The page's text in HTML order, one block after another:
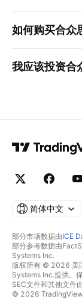
如何购买合众
我应该投资合
简体中文
部分市场数据由ICE
部分参考数据由
Systems Inc.
版权所有 © 2026 美
Systems Inc.提供。
SEC文件和其他文件
© 2026